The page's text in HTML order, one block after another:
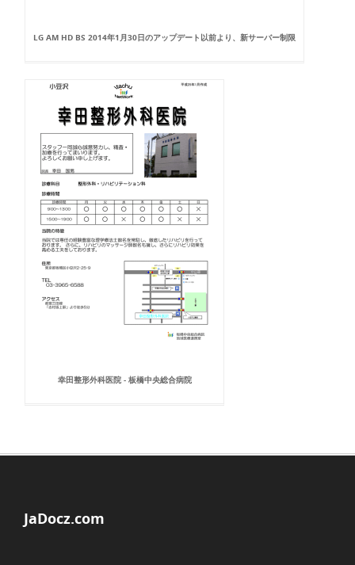
LG AM HD BS 2014年1月30日のアップデート以前より、新サーバー制限
幸田整形外科医院 - 板橋中央総合病院
JaDocz.com